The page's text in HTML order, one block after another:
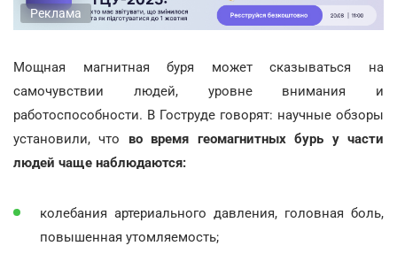
Реклама
Мощная магнитная буря может сказываться на
самочувствии людей, уровне внимания и
работоспособности. В Гоструде говорят: научные обзоры
установили, что во время геомагнитных бурь у части
людей чаще наблюдаются:
колебания артериального давления, головная боль,
повышенная утомляемость;